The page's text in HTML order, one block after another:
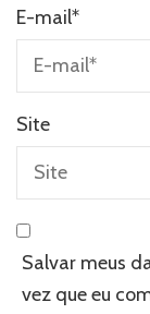
E-mail*
Site
Salvar meus
vez que eu